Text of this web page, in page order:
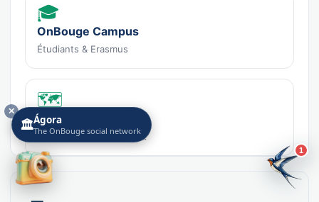
1
🎓
OnBouge Campus
Étudiants & Erasmus
🗺️
La carte du réseau
Les aquarelles, en direct
🏛️Ágora
The OnBouge social network
✕